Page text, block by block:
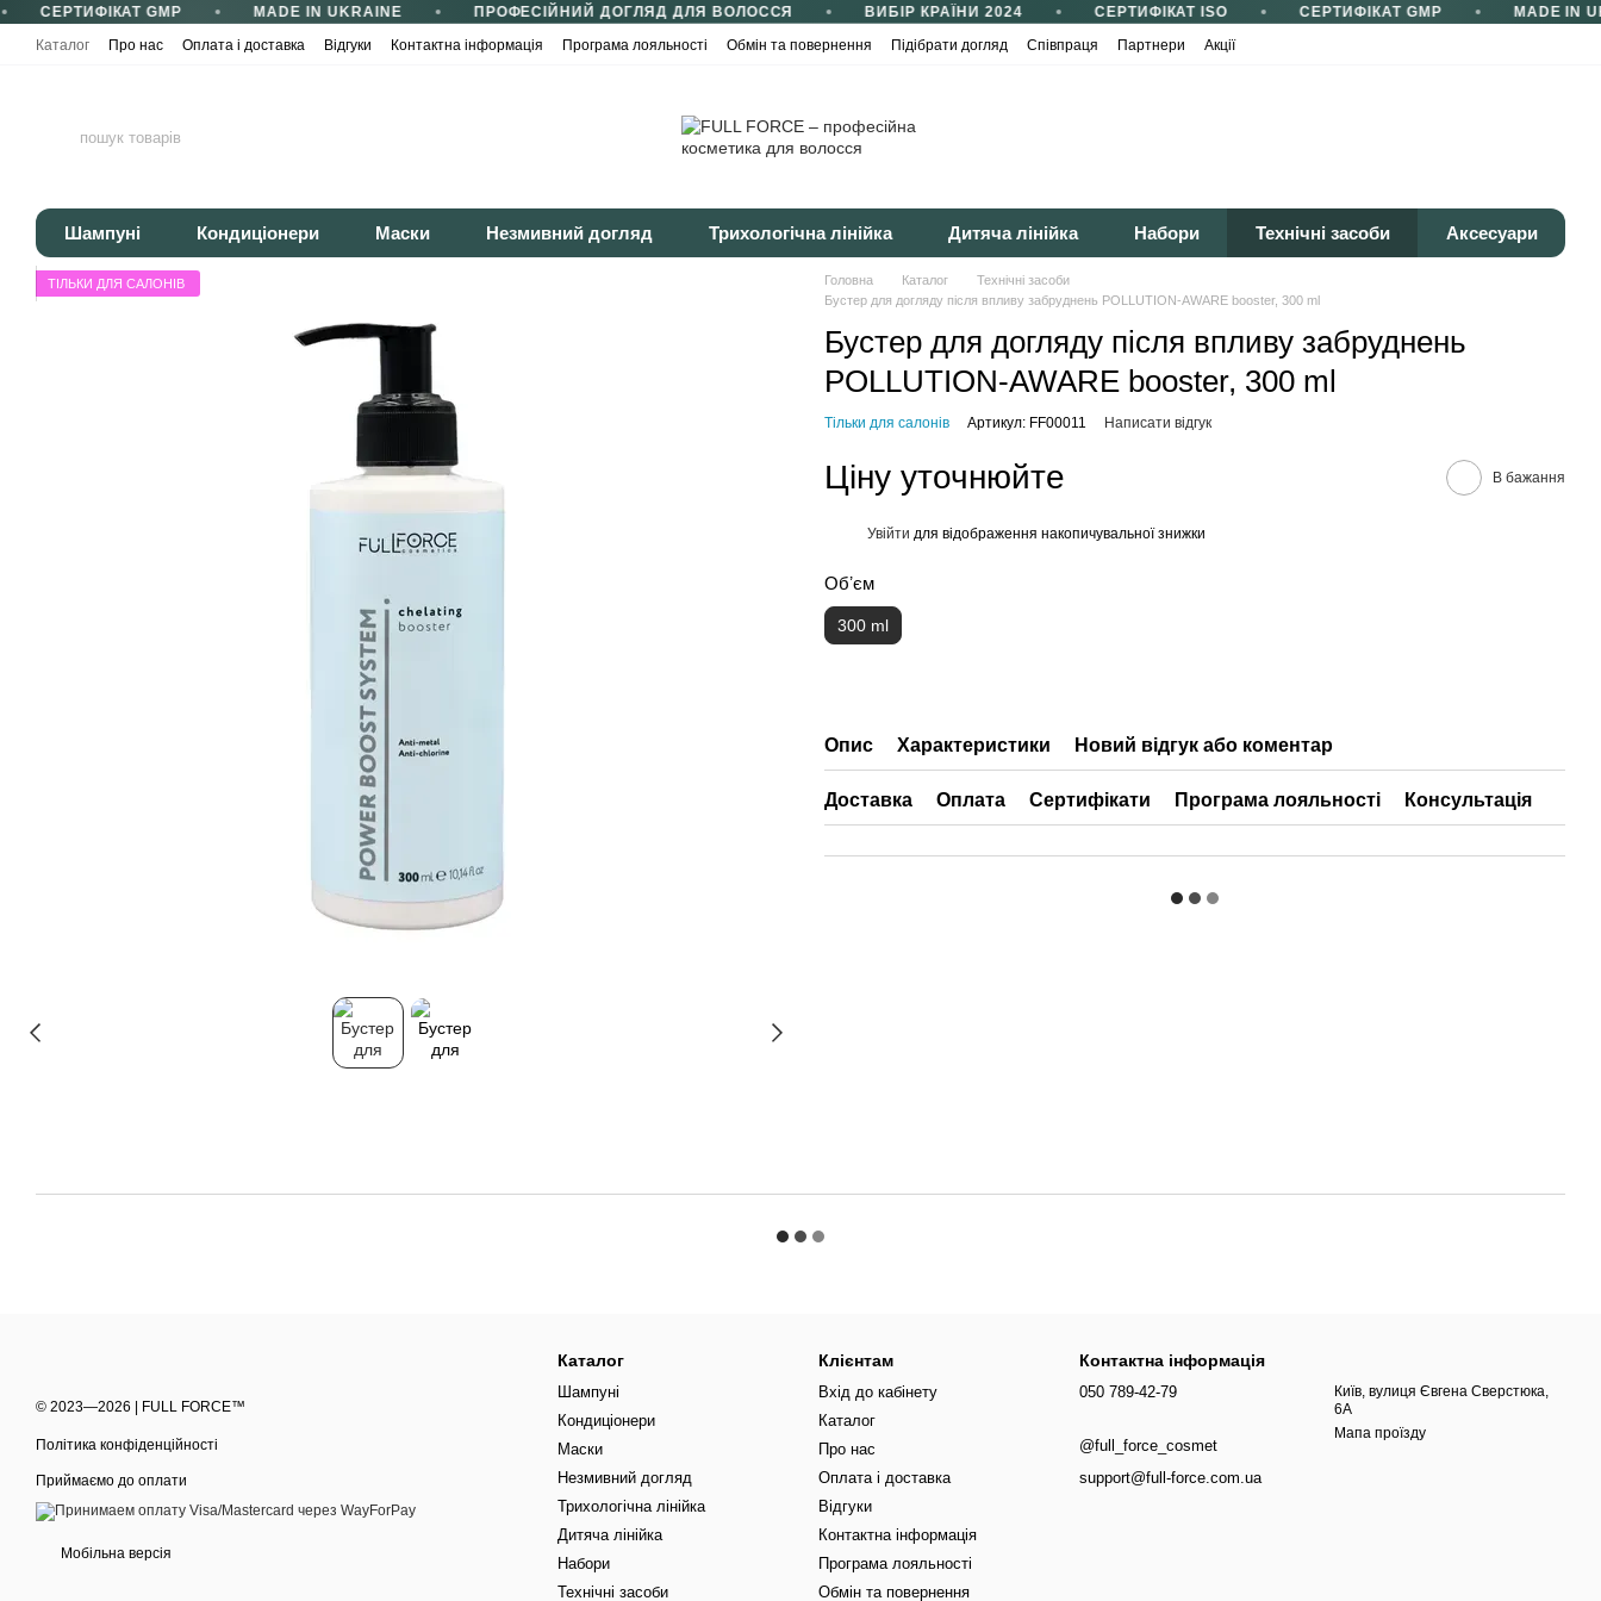
Перейти до основного контенту
СЕРТИФІКАТ GMP MADE IN UKRAINE ПРОФЕСІЙНИЙ ДОГЛЯД ДЛЯ ВОЛОССЯ ВИБІР КРАЇНИ 2024 СЕРТИФІКАТ ISO СЕРТИФІКАТ GMP
MADE IN
Каталог
Про нас Оплата і доставка Відгуки Контактна інформація Програма лояльності Обмін та повернення Підібрати догляд Співпраця Партнери
Акції
Шампуні Кондиціонери Маски Незмивний догляд Трихологічна лінійка Дитяча лінійка Набори Технічні засоби Аксесуари
ТІЛЬКИ ДЛЯ САЛОНІВ Головна Каталог
Технічні засоби
Бустер для догляду після впливу забруднень POLLUTION-AWARE booster, 300 ml
Бустер для догляду після впливу забруднень
POLLUTION-AWARE booster, 300 ml
Тільки для салонів Артикул: FF00011 Написати відгук
Ціну уточнюйте В бажання
Увійти для відображення накопичувальної знижки
Обʼєм
300 ml
Опис Характеристики Новий відгук або коментар
Доставка Оплата Сертифікати Програма лояльності Консультація
© 2023—2026 | FULL FORCE™
Політика конфіденційності
Приймаємо до оплати
Мобільна версія
Каталог
Шампуні
Кондиціонери
Маски
Незмивний догляд
Трихологічна лінійка
Дитяча лінійка
Набори
Технічні засоби
Клієнтам
Вхід до кабінету
Каталог
Про нас
Оплата і доставка
Відгуки
Контактна інформація
Програма лояльності
Обмін та повернення
Контактна інформація
050 789-42-79
@full_force_cosmet
support@full-force.com.ua
Київ, вулиця Євгена Сверстюка,
6А
Мапа проїзду